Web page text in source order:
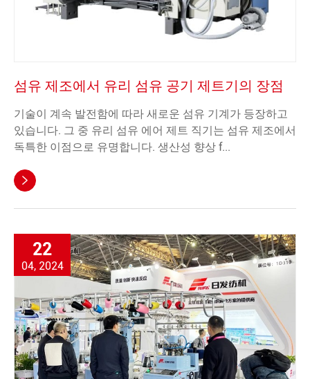
섬유 제조에서 유리 섬유 공기 제트기의 장점
기술이 계속 발전함에 따라 새로운 섬유 기계가 등장하고
있습니다. 그 중 유리 섬유 에어 제트 직기는 섬유 제조에서
독특한 이점으로 유명합니다. 생산성 향상 f...

22
04, 2024